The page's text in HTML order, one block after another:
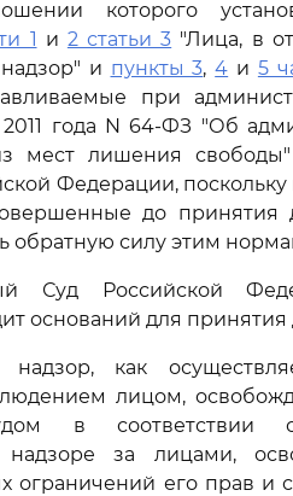
которого
1 и 2 статьи 3 "Лица, в
и пункты 3,4 и 5
при
года N 64-ФЗ "Об
мест лишения
Федерации,
до принятия
обратную силу этим
Суд Российской
оснований для
надзор, как
лицом,
в
надзоре за лицами,
ограничений его прав и